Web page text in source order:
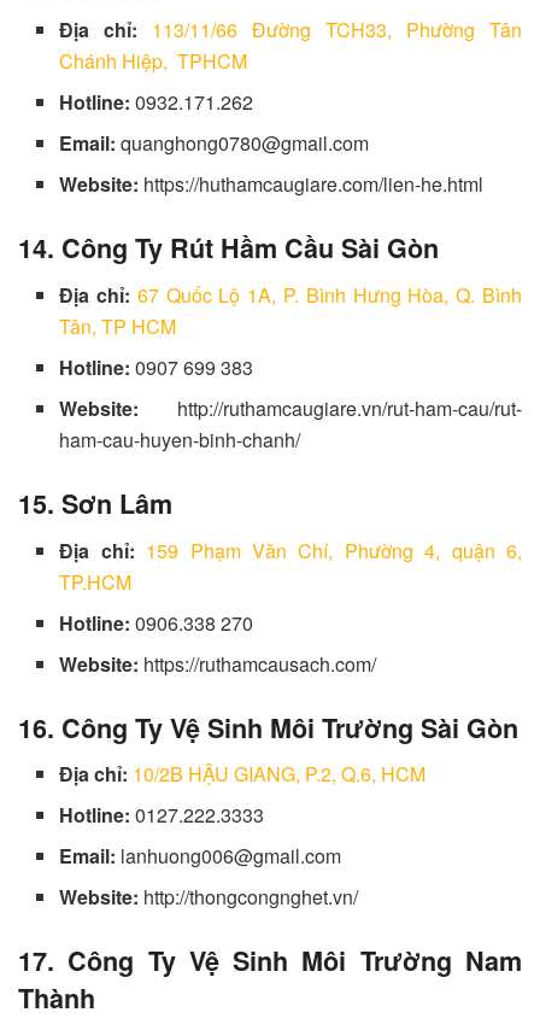
Địa chỉ: 113/11/66 Đường TCH33, Phường Tân
Chánh Hiệp, TPHCM
Hotline:0932.171.262
Email:quanghong0780@gmail.com
Website: https://huthamcaugiare.com/lien-he.html
14. Công Ty Rút Hầm Cầu Sài Gòn
Địa chỉ: 67 Quốc Lộ 1A, P. Bình Hưng Hòa, Q. Bình
Tân, TP HCM
Hotline: 0907 699 383
Website: http://ruthamcaugiare.vn/rut-ham-cau/rut-
ham-cau-huyen-binh-chanh/
15. Sơn Lâm
Địa chỉ: 159 Phạm Văn Chí, Phường 4, quận 6,
TP.HCM
Hotline:0906.338 270
Website: https://ruthamcausach.com/
16. Công Ty Vệ Sinh Môi Trường Sài Gòn
Địa chỉ: 10/2B HẬU GIANG, P.2, Q.6, HCM
Hotline: 0127.222.3333
Email: lanhuong006@gmail.com
Website: http://thongcongnghet.vn/
17. Công Ty Vệ Sinh Môi Trường Nam
Thành